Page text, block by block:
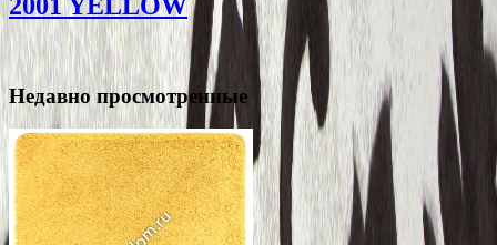
Недавно просмотренные